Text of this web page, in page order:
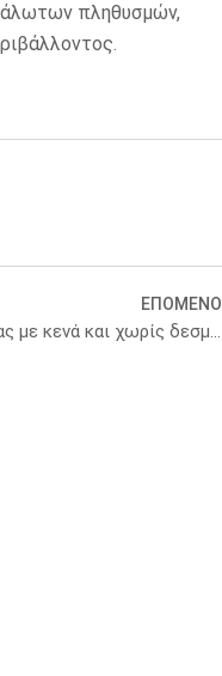
πληθυσμών,
ΕΠΟΜΕΝΟ
Φαρμακευτικές: Σύμφωνο συνεργασίας με κενά και χωρίς δεσμεύσεις για τη δαπάνη